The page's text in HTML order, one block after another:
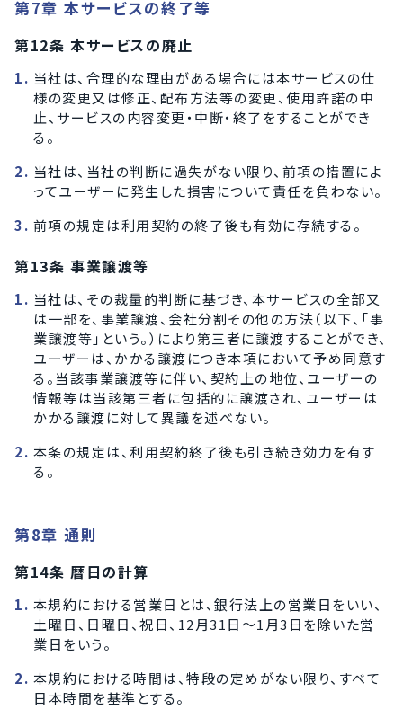
第7章 本サービスの終了等
第12条 本サービスの廃止
当社は、合理的な理由がある場合には本サービスの仕
様の変更又は修正、配布方法等の変更、使用許諾の中
止、サービスの内容変更・中断・終了をすることができ
る。
当社は、当社の判断に過失がない限り、前項の措置によ
ってユーザーに発生した損害について責任を負わない。
前項の規定は利用契約の終了後も有効に存続する。
第13条 事業譲渡等
当社は、その裁量的判断に基づき、本サービスの全部又
は一部を、事業譲渡、会社分割その他の方法（以下、「事
業譲渡等」という。）により第三者に譲渡することができ、
ユーザーは、かかる譲渡につき本項において予め同意す
る。当該事業譲渡等に伴い、契約上の地位、ユーザーの
情報等は当該第三者に包括的に譲渡され、ユーザーは
かかる譲渡に対して異議を述べない。
本条の規定は、利用契約終了後も引き続き効力を有す
る。
第8章 通則
第14条 暦日の計算
本規約における営業日とは、銀行法上の営業日をいい、
土曜日、日曜日、祝日、12月31日～1月3日を除いた営
業日をいう。
本規約における時間は、特段の定めがない限り、すべて
日本時間を基準とする。